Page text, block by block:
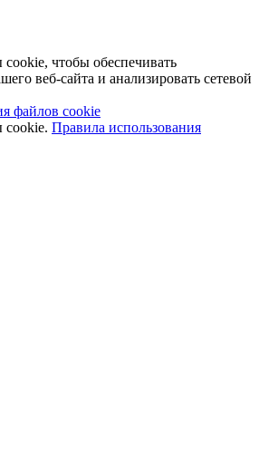
чтобы обеспечивать
веб-сайта и анализировать сетевой
файлов cookie
Правила использования